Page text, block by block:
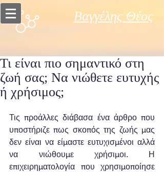
Βαγγέλης Θέος
Τι είναι πιο σημαντικό στη
ζωή σας; Να νιώθετε ευτυχής
ή χρήσιμος;
Τις προάλλες διάβασα ένα άρθρο που
υποστήριζε πως σκοπός της ζωής μας
δεν είναι να είμαστε ευτυχισμένοι αλλά
να νιώθουμε χρήσιμοι. Η
επιχειρηματολογία που χρησιμοποίησε